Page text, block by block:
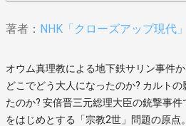
著者： NHK「クローズアップ現代
オウム真理教による地下鉄サリン事件
どこでどう大人になったのか? カルト
たのか? 安倍晋三元総理大臣の銃撃事
をはじめとする「宗教2世」問題の原点。